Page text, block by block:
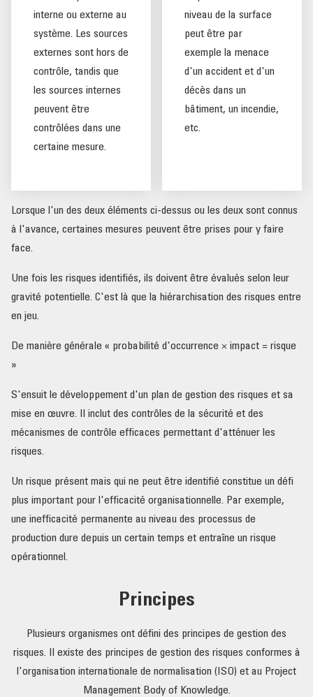
interne ou externe au
système. Les sources
externes sont hors de
contrôle, tandis que
les sources internes
peuvent être
contrôlées dans une
certaine mesure.
niveau de la surface
peut être par
exemple la menace
d'un accident et d'un
décès dans un
bâtiment, un incendie,
etc.
Lorsque l'un des deux éléments ci-dessus ou les deux sont connus
à l'avance, certaines mesures peuvent être prises pour y faire
face.
Une fois les risques identifiés, ils doivent être évalués selon leur
gravité potentielle. C'est là que la hiérarchisation des risques entre
en jeu.
De manière générale « probabilité d'occurrence × impact = risque
»
S'ensuit le développement d'un plan de gestion des risques et sa
mise en œuvre. Il inclut des contrôles de la sécurité et des
mécanismes de contrôle efficaces permettant d'atténuer les
risques.
Un risque présent mais qui ne peut être identifié constitue un défi
plus important pour l'efficacité organisationnelle. Par exemple,
une inefficacité permanente au niveau des processus de
production dure depuis un certain temps et entraîne un risque
opérationnel.
Principes
Plusieurs organismes ont défini des principes de gestion des
risques. Il existe des principes de gestion des risques conformes à
l'organisation internationale de normalisation (ISO) et au Project
Management Body of Knowledge.